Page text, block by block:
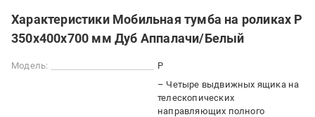
Характеристики Мобильная тумба на роликах P
350х400х700 мм Дуб Аппалачи/Белый
Модель: P
– Четыре выдвижных ящика на
телескопических
направляющих полного